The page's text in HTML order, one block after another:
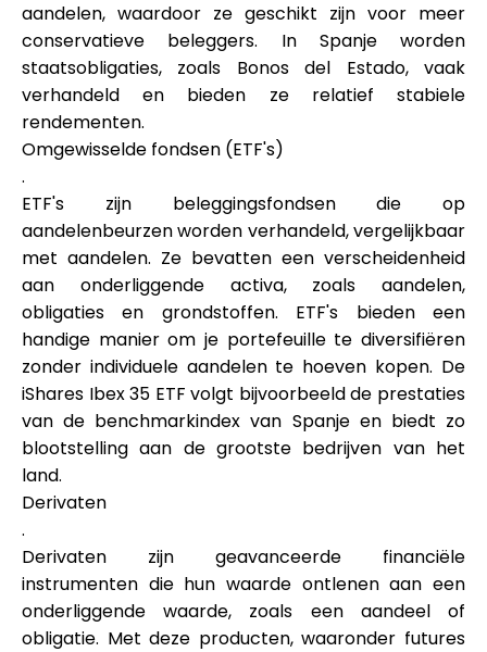
aandelen, waardoor ze geschikt zijn voor meer
conservatieve beleggers. In Spanje worden
staatsobligaties, zoals Bonos del Estado, vaak
verhandeld en bieden ze relatief stabiele
rendementen.
Omgewisselde fondsen (ETF's)
.
ETF's zijn beleggingsfondsen die op
aandelenbeurzen worden verhandeld, vergelijkbaar
met aandelen. Ze bevatten een verscheidenheid
aan onderliggende activa, zoals aandelen,
obligaties en grondstoffen. ETF's bieden een
handige manier om je portefeuille te diversifiëren
zonder individuele aandelen te hoeven kopen. De
iShares Ibex 35 ETF volgt bijvoorbeeld de prestaties
van de benchmarkindex van Spanje en biedt zo
blootstelling aan de grootste bedrijven van het
land.
Derivaten
.
Derivaten zijn geavanceerde financiële
instrumenten die hun waarde ontlenen aan een
onderliggende waarde, zoals een aandeel of
obligatie. Met deze producten, waaronder futures